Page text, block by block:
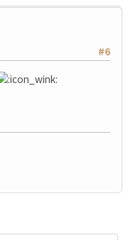
#6